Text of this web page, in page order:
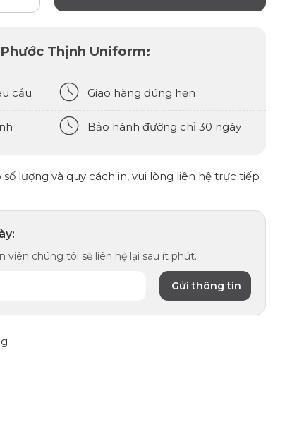
Thịnh Uniform:
cầu Giao hàng đúng hẹn
Bảo hành đường chỉ 30 ngày
lượng và quy cách in, vui lòng liên hệ trực tiếp
viên chúng tôi sẽ liên hệ lại sau ít phút.